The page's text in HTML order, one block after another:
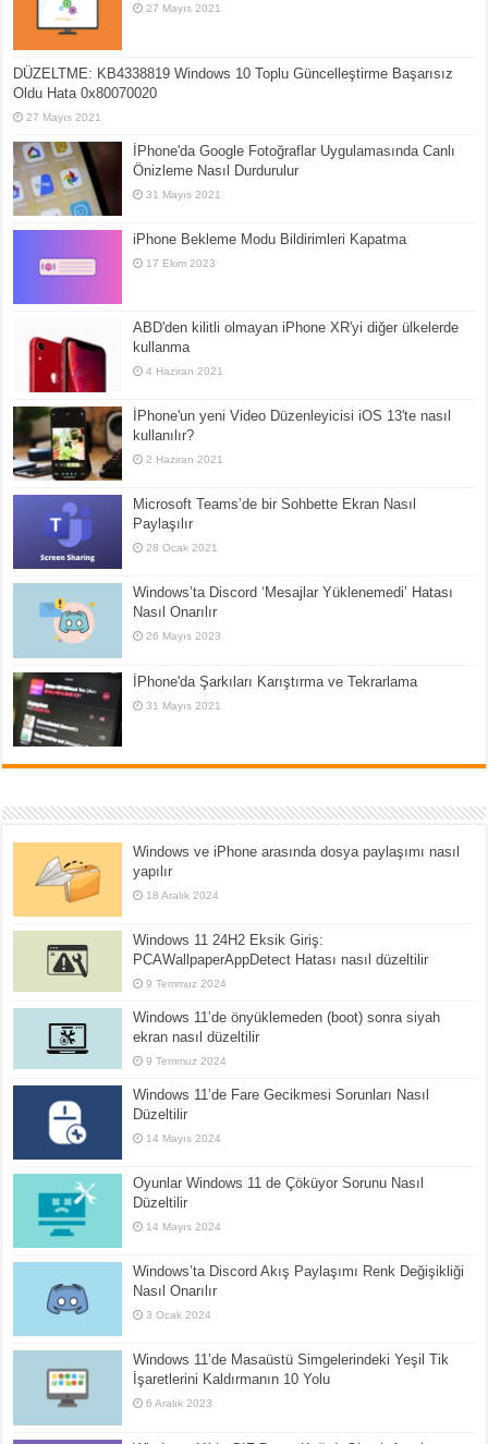
27 Mayıs 2021
DÜZELTME: KB4338819 Windows 10 Toplu Güncelleştirme Başarısız
Oldu Hata 0x80070020
27 Mayıs 2021
İPhone'da Google Fotoğraflar Uygulamasında Canlı
Önizleme Nasıl Durdurulur
31 Mayıs 2021
iPhone Bekleme Modu Bildirimleri Kapatma
17 Ekim 2023
ABD'den kilitli olmayan iPhone XR'yi diğer ülkelerde
kullanma
4 Haziran 2021
İPhone'un yeni Video Düzenleyicisi iOS 13'te nasıl
kullanılır?
2 Haziran 2021
Microsoft Teams’de bir Sohbette Ekran Nasıl
Paylaşılır
28 Ocak 2021
Windows’ta Discord ‘Mesajlar Yüklenemedi’ Hatası
Nasıl Onarılır
26 Mayıs 2023
İPhone'da Şarkıları Karıştırma ve Tekrarlama
31 Mayıs 2021
Windows ve iPhone arasında dosya paylaşımı nasıl
yapılır
18 Aralık 2024
Windows 11 24H2 Eksik Giriş:
PCAWallpaperAppDetect Hatası nasıl düzeltilir
9 Temmuz 2024
Windows 11’de önyüklemeden (boot) sonra siyah
ekran nasıl düzeltilir
9 Temmuz 2024
Windows 11’de Fare Gecikmesi Sorunları Nasıl
Düzeltilir
14 Mayıs 2024
Oyunlar Windows 11 de Çöküyor Sorunu Nasıl
Düzeltilir
14 Mayıs 2024
Windows’ta Discord Akış Paylaşımı Renk Değişikliği
Nasıl Onarılır
3 Ocak 2024
Windows 11’de Masaüstü Simgelerindeki Yeşil Tik
İşaretlerini Kaldırmanın 10 Yolu
6 Aralık 2023